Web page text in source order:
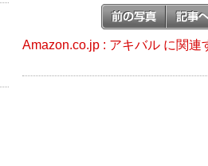
Amazon.co.jp : アキバル に関連